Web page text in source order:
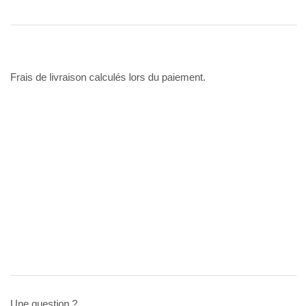
Frais de livraison calculés lors du paiement.
Une question ?